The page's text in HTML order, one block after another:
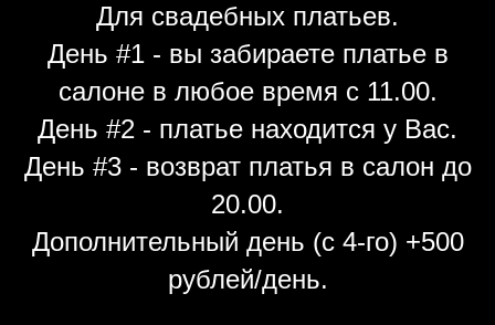
Для свадебных платьев.
День #1 - вы забираете платье в
салоне в любое время с 11.00.
День #2 - платье находится у Вас.
День #3 - возврат платья в салон до
20.00.
Дополнительный день (с 4-го) +500
рублей/день.